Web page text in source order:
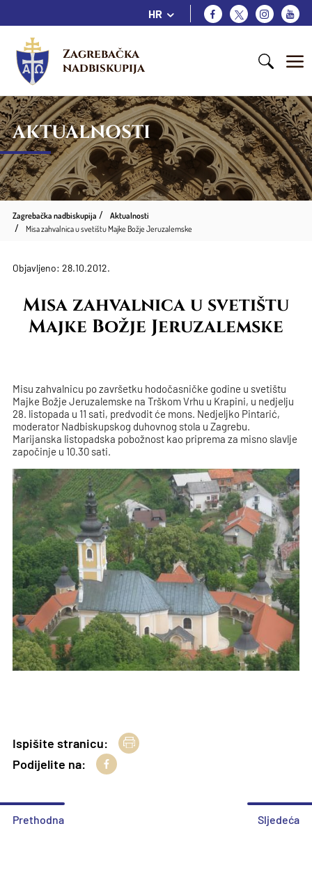
HR
Zagrebačka
nadbiskupija
AKTUALNOSTI
Zagrebačka nadbiskupija
Aktualnosti
Misa zahvalnica u svetištu Majke Božje Jeruzalemske
Objavljeno: 28.10.2012.
Misa zahvalnica u svetištu
Majke Božje Jeruzalemske
Misu zahvalnicu po završetku hodočasničke godine u svetištu
Majke Božje Jeruzalemske na Trškom Vrhu u Krapini, u nedjelju
28. listopada u 11 sati, predvodit će mons. Nedjeljko Pintarić,
moderator Nadbiskupskog duhovnog stola u Zagrebu.
Marijanska listopadska pobožnost kao priprema za misno slavlje
započinje u 10.30 sati.
Ispišite stranicu:
Podijelite na:
Prethodna Sljedeća